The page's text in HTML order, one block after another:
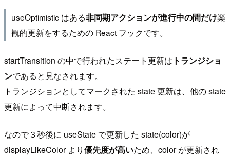
useOptimistic はある非同期アクションが進行中の間だけ楽
観的更新をするための React フックです。
startTransition の中で行われたステート更新は トランジショ
ンであると見なされます。
トランジションとしてマークされた state 更新は、他の state
更新によって中断されます。
なので３秒後に useState で更新した state(color)が
displayLikeColor より優先度が高いため、color が更新され